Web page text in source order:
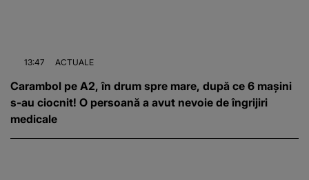
13:47 ACTUALE
Carambol pe A2, în drum spre mare, după ce 6 mașini
s-au ciocnit! O persoană a avut nevoie de îngrijiri
medicale